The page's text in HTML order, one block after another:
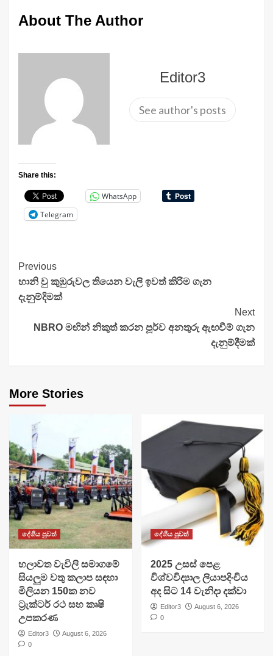
About The Author
Editor3
See author's posts
Share this:
WhatsApp
Telegram
Continue
Reading
Previous
හානි වු කුඹුරුවල තියෙන වැලි ඉවත් කිරිම ගැන
දැනුම්දිමක්
Next
NBRO මඟින් නිකුත් කරන පූර්ව අනතුරු ඇඟවීම් ගැන
දැනුම්දීමක්
More Stories
දේශීය පුවත්
හලාවත වැවිලි සමාගමේ
සියලුම වතු කලාප සඳහා
මිලියන 150ක නව
ට්‍රැක්ටර් රථ සහ කෘෂි
උපකරණ
Editor3
August 6, 2026
0
දේශීය පුවත්
​2025 උසස් පෙළ
විශ්වවිද්‍යාල ලියාපදිංචිය
අද සිට 14 වැනිදා දක්වා
Editor3
August 6, 2026
0